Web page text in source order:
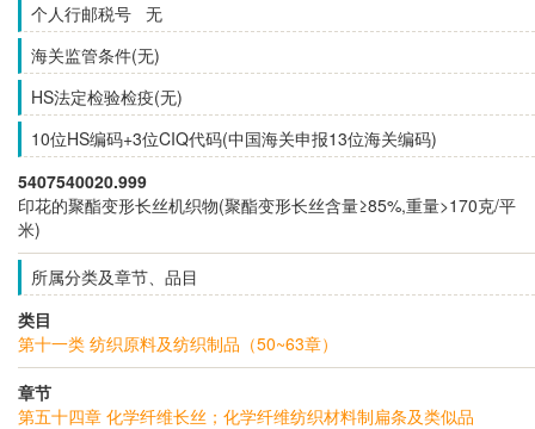
个人行邮税号 无
海关监管条件(无)
HS法定检验检疫(无)
10位HS编码+3位CIQ代码(中国海关申报13位海关编码)
5407540020.999
印花的聚酯变形长丝机织物(聚酯变形长丝含量≥85%,重量>170克/平
米)
所属分类及章节、品目
类目
第十一类 纺织原料及纺织制品（50~63章）
章节
第五十四章 化学纤维长丝；化学纤维纺织材料制扁条及类似品